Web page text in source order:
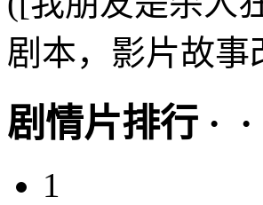
剧本，影片故事
剧情片排行 ·
1